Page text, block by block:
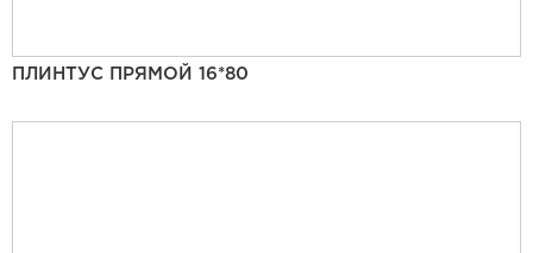
ПЛИНТУС ПРЯМОЙ 16*80